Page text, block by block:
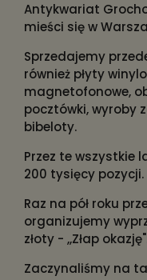
Antykwariat
mieści się w
Sprzedajemy
również płyty
magnetofonowe,
pocztówki, wyroby
bibeloty.
Przez te wszystkie
200 tysięcy pozycji.
Raz na pół roku
organizujemy
złoty - ,,Złap
Zaczynaliśmy na